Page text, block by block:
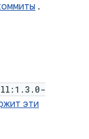
.
эти